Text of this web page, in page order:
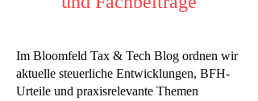
Im Bloomfeld Tax & Tech Blog ordnen wir
aktuelle steuerliche Entwicklungen, BFH-
Urteile und praxisrelevante Themen